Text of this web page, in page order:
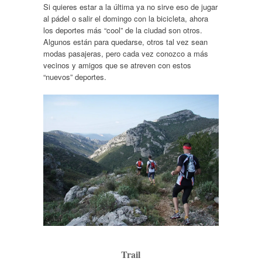
Si quieres estar a la última ya no sirve eso de jugar
al pádel o salir el domingo con la bicicleta, ahora
los deportes más “cool” de la ciudad son otros.
Algunos están para quedarse, otros tal vez sean
modas pasajeras, pero cada vez conozco a más
vecinos y amigos que se atreven con estos
“nuevos” deportes.
Trail